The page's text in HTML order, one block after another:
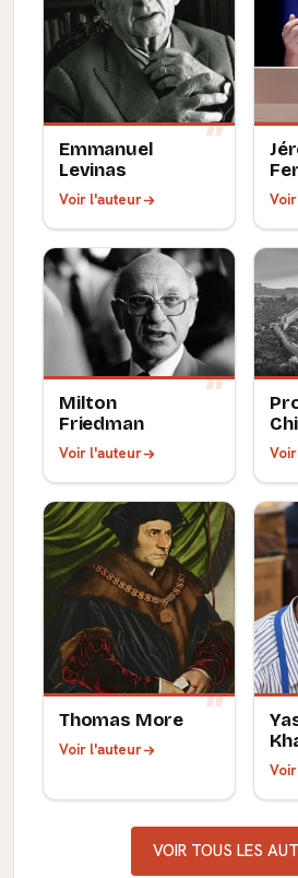
Emmanuel
Levinas
Voir l'auteur
Milton
Friedman
Voir l'auteur
Thomas More
Voir l'auteur
VOIR TOUS LES